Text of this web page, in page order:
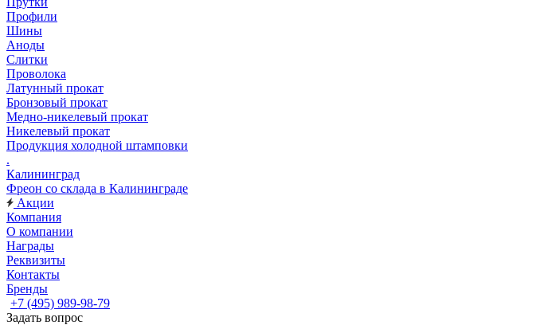
Профили
Шины
Аноды
Слитки
Проволока
Латунный прокат
Бронзовый прокат
Медно-никелевый прокат
Никелевый прокат
Продукция холодной штамповки
.
Калининград
Фреон со склада в Калининграде
Акции
Компания
О компании
Награды
Реквизиты
Контакты
Бренды
+7 (495) 989-98-79
Задать вопрос